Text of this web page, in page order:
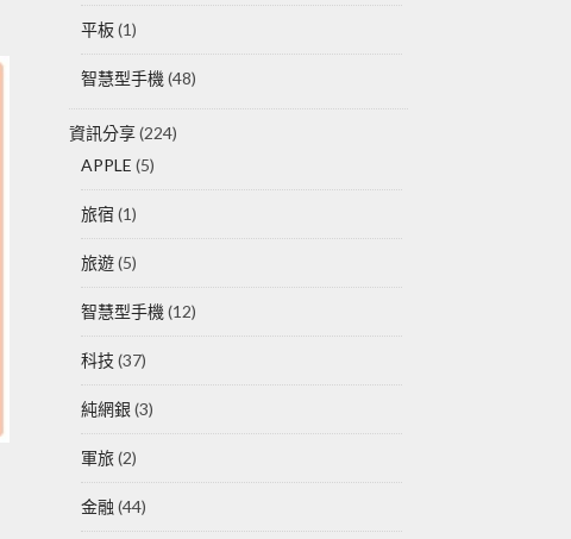
平板(1)
智慧型手機 (48)
資訊分享(224)
APPLE (5)
旅宿 (1)
旅遊(5)
智慧型手機 (12)
科技 (37)
純網銀 (3)
軍旅(2)
金融 (44)